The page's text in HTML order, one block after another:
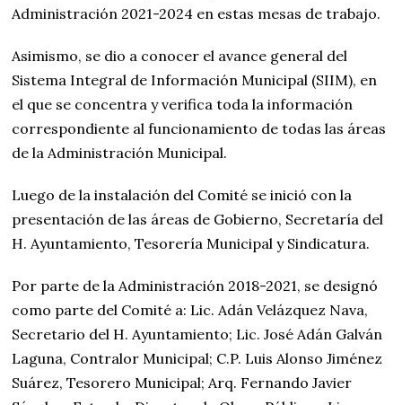
Administración 2021-2024 en estas mesas de trabajo.
Asimismo, se dio a conocer el avance general del
Sistema Integral de Información Municipal (SIIM), en
el que se concentra y verifica toda la información
correspondiente al funcionamiento de todas las áreas
de la Administración Municipal.
Luego de la instalación del Comité se inició con la
presentación de las áreas de Gobierno, Secretaría del
H. Ayuntamiento, Tesorería Municipal y Sindicatura.
Por parte de la Administración 2018-2021, se designó
como parte del Comité a: Lic. Adán Velázquez Nava,
Secretario del H. Ayuntamiento; Lic. José Adán Galván
Laguna, Contralor Municipal; C.P. Luis Alonso Jiménez
Suárez, Tesorero Municipal; Arq. Fernando Javier